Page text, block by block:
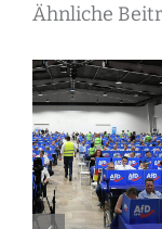
Ähnliche